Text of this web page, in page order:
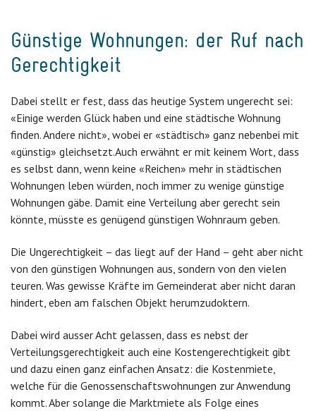
Günstige Wohnungen: der Ruf nach
Gerechtigkeit
Dabei stellt er fest, dass das heutige System ungerecht sei:
«Einige werden Glück haben und eine städtische Wohnung
finden. Andere nicht», wobei er «städtisch» ganz nebenbei mit
«günstig» gleichsetzt.Auch erwähnt er mit keinem Wort, dass
es selbst dann, wenn keine «Reichen» mehr in städtischen
Wohnungen leben würden, noch immer zu wenige günstige
Wohnungen gäbe. Damit eine Verteilung aber gerecht sein
könnte, müsste es genügend günstigen Wohnraum geben.
Die Ungerechtigkeit – das liegt auf der Hand – geht aber nicht
von den günstigen Wohnungen aus, sondern von den vielen
teuren. Was gewisse Kräfte im Gemeinderat aber nicht daran
hindert, eben am falschen Objekt herumzudoktern.
Dabei wird ausser Acht gelassen, dass es nebst der
Verteilungsgerechtigkeit auch eine Kostengerechtigkeit gibt
und dazu einen ganz einfachen Ansatz: die Kostenmiete,
welche für die Genossenschaftswohnungen zur Anwendung
kommt. Aber solange die Marktmiete als Folge eines